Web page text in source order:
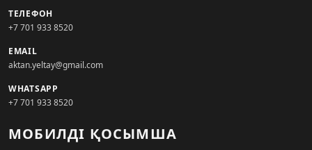
ТЕЛЕФОН
+7 701 933 8520
EMAIL
aktan.yeltay@gmail.com
WHATSAPP
+7 701 933 8520
МОБИЛДІ ҚОСЫМША